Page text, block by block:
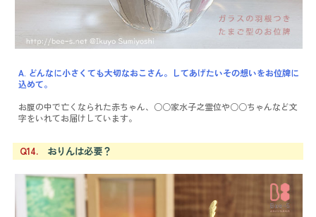
A. どんなに小さくても大切なおこさん。してあげたいその想いをお位牌に
込めて。
お腹の中で亡くなられた赤ちゃん、○○家水子之霊位や○○ちゃんなど文
字をいれてお届けしています。
Q14.おりんは必要？